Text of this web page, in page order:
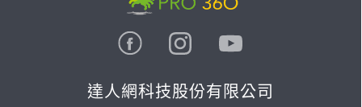
達人網科技股份有限公司